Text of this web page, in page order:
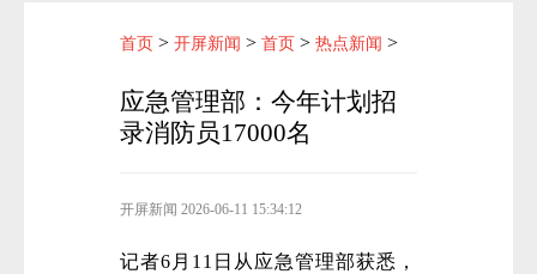
首页 > 开屏新闻 > 首页 > 热点新闻 >
应急管理部：今年计划招
录消防员17000名
开屏新闻 2026-06-11 15:34:12
记者6月11日从应急管理部获悉，